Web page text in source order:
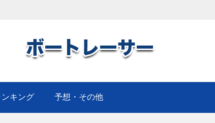
ンキング 予想・その他